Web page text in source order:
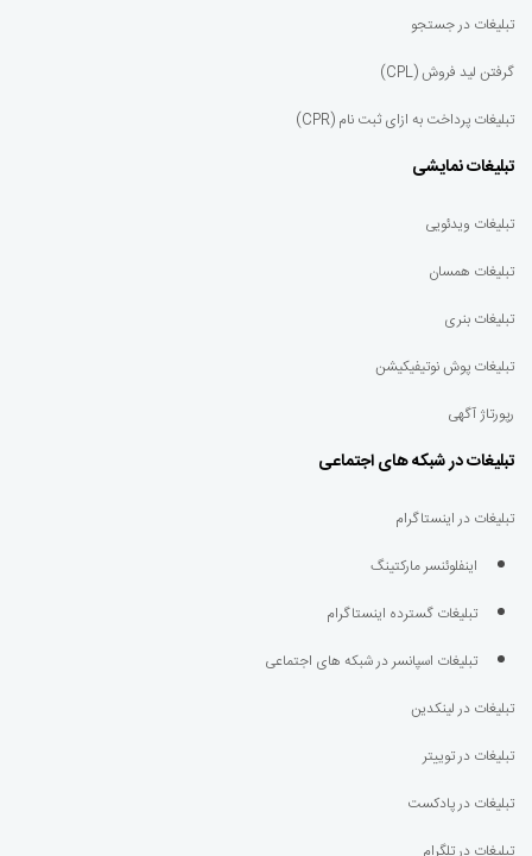
تبلیغات در جستجو
گرفتن لید فروش (CPL)
تبلیغات پرداخت به ازای ثبت نام (CPR)
تبلیغات نمایشی
تبلیغات ویدئویی
تبلیغات همسان
تبلیغات بنری
تبلیغات پوش نوتیفیکیشن
رپورتاژ آگهی
تبلیغات در شبکه های اجتماعی
تبلیغات در اینستاگرام
اینفلوئنسر مارکتینگ
تبلیغات گسترده اینستاگرام
تبلیغات اسپانسر در شبکه های اجتماعی
تبلیغات در لینکدین
تبلیغات در توییتر
تبلیغات در پادکست